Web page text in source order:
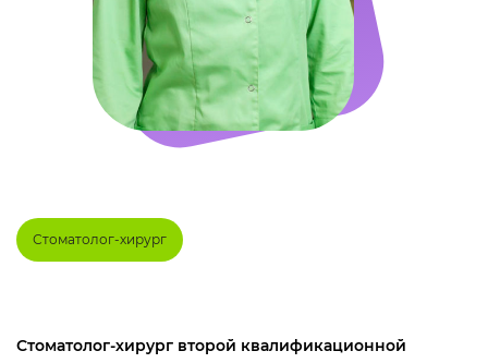
Стоматолог-хирург
Стоматолог-хирург второй квалификационной